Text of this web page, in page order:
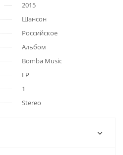
2015
Шансон
Российское
Альбом
Bomba Music
LP
1
Stereo